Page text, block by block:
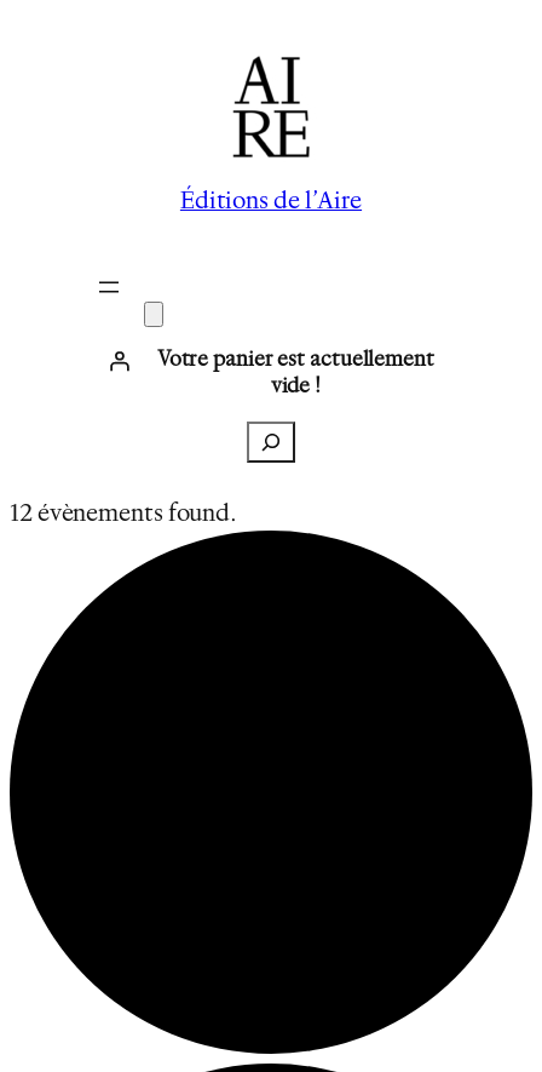
Éditions de l’Aire
Votre panier est actuellement
vide !
Recherche
12 évènements found.